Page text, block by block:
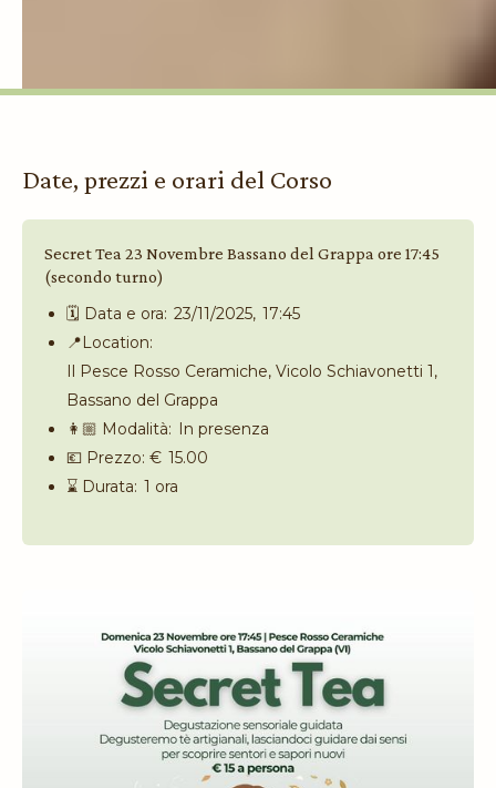
Date, prezzi e orari del Corso
Secret Tea 23 Novembre Bassano del Grappa ore 17:45
(secondo turno)
🗓️ Data e ora: 23/11/2025, 17:45
📍Location:
Il Pesce Rosso Ceramiche, Vicolo Schiavonetti 1,
Bassano del Grappa
👩🏼 Modalità: In presenza
💶 Prezzo: € 15.00
⌛️ Durata: 1 ora